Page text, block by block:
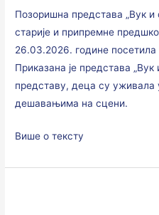
Позоришна представа „Вук
старије и припремне
26.03.2026. године посетила
Приказана је представа „Вук
представу, деца су уживала
дешавањима на сцени.
Више о тексту